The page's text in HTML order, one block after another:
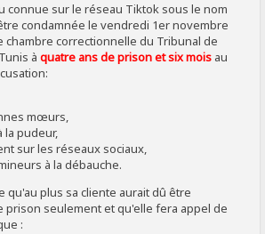
connue sur le réseau Tiktok sous le nom
condamnée le vendredi 1er novembre
chambre correctionnelle du Tribunal de
àquatre ans de prison et six mois au
mœurs,
la pudeur,
sur les réseaux sociaux,
à la débauche.
qu'au plus sa cliente aurait dû être
prison seulement et qu'elle fera appel de
: